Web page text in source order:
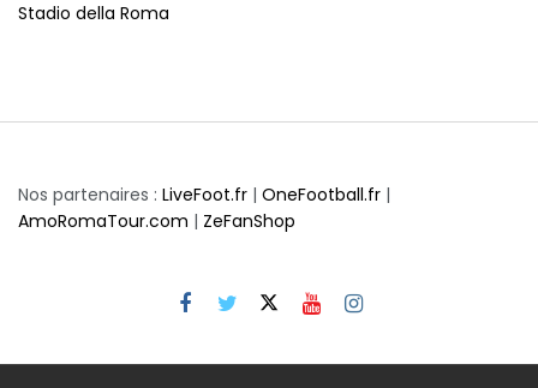
Stadio della Roma
Nos partenaires : LiveFoot.fr | OneFootball.fr |
AmoRomaTour.com | ZeFanShop